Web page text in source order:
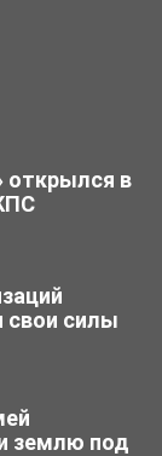
открылся в
свои силы
землю под